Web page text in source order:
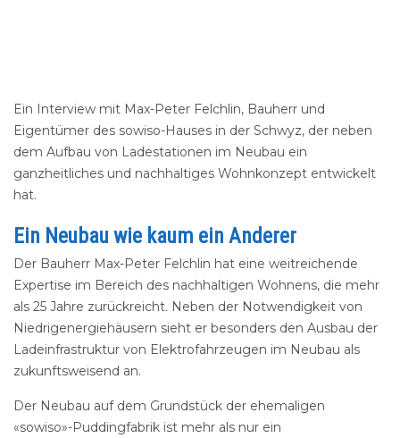
Ein Interview mit Max-Peter Felchlin, Bauherr und
Eigentümer des sowiso-Hauses in der Schwyz, der neben
dem Aufbau von Ladestationen im Neubau ein
ganzheitliches und nachhaltiges Wohnkonzept entwickelt
hat.
Ein Neubau wie kaum ein Anderer
Der Bauherr Max-Peter Felchlin hat eine weitreichende
Expertise im Bereich des nachhaltigen Wohnens, die mehr
als 25 Jahre zurückreicht. Neben der Notwendigkeit von
Niedrigenergiehäusern sieht er besonders den Ausbau der
Ladeinfrastruktur von Elektrofahrzeugen im Neubau als
zukunftsweisend an.
Der Neubau auf dem Grundstück der ehemaligen
«sowiso»-Puddingfabrik ist mehr als nur ein